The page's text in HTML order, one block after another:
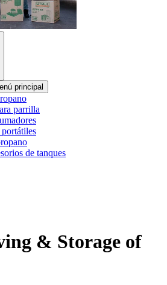
principal
parrilla
de tanques
& Storage of